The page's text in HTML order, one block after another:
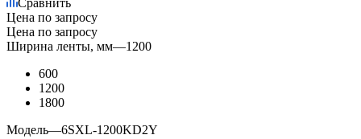
Цена по запросу
Цена по запросу
Ширина ленты, мм—1200
600
1200
1800
Модель—6SXL-1200KD2Y